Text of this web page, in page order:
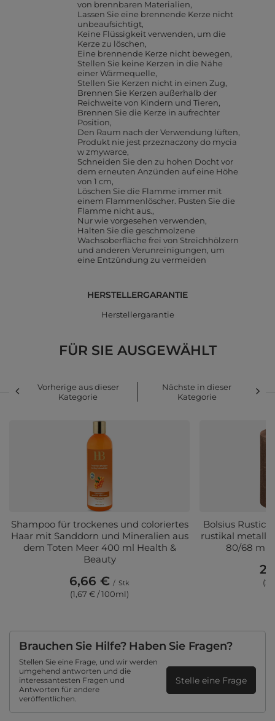
von brennbaren Materialien
Lassen Sie eine brennende Kerze nicht
unbeaufsichtigt
Keine Flüssigkeit verwenden, um die
Kerze zu löschen
Eine brennende Kerze nicht bewegen
Stellen Sie keine Kerzen in die Nähe
einer Wärmequelle
Stellen Sie Kerzen nicht in einen Zug
Brennen Sie Kerzen außerhalb der
Reichweite von Kindern und Tieren
Brennen Sie die Kerze in aufrechter
Position
Den Raum nach der Verwendung lüften
Produkt nie jest przeznaczony do mycia
w zmywarce
Schneiden Sie den zu hohen Docht vor
dem erneuten Anzünden auf eine Höhe
von 1 cm
Löschen Sie die Flamme immer mit
einem Flammenlöscher. Pusten Sie die
Flamme nicht aus.
Nur wie vorgesehen verwenden
Halten Sie die geschmolzene
Wachsoberfläche frei von Streichhölzern
und anderen Verunreinigungen, um
eine Entzündung zu vermeiden
HERSTELLERGARANTIE
Herstellergarantie
FÜR SIE AUSGEWÄHLT
Vorherige aus dieser
Kategorie
Nächste in dieser
Kategorie
Shampoo für trockenes und coloriertes
Haar mit Sanddorn und Mineralien aus
dem Toten Meer 400 ml Health &
Beauty
6,66 € / Stk
(1,67 € / 100ml)
Bolsius Rustic
rustikal
80/68
Brauchen Sie Hilfe? Haben Sie Fragen?
Stellen Sie eine Frage, und wir werden
umgehend antworten und die
interessantesten Fragen und
Antworten für andere
veröffentlichen.
Stelle eine Frage